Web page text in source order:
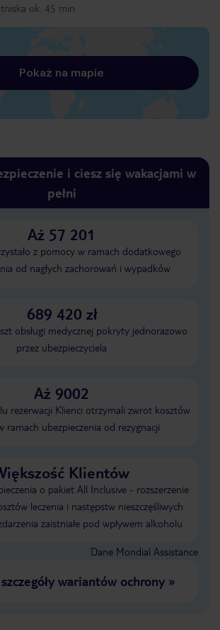
ok. 45 min
Pokaż na mapie
i ciesz się wakacjami w
pełni
Aż 57 201
z pomocy w ramach dodatkowego
od nagłych zachorowań i wypadków
689 420 zł
obsługi medycznej pokryty jednorazowo
przez ubezpieczyciela
Aż 9002
rezerwacji Klienci otrzymali zwrot kosztów
ramach ubezpieczenia od rezygnacji
Klientów
o pakiet All Inclusive - rozszerzenie
leczenia i następstw nieszczęśliwych
zaistniałe pod wpływem alkoholu
Dane Mondial Assistance
wariantów ochrony»